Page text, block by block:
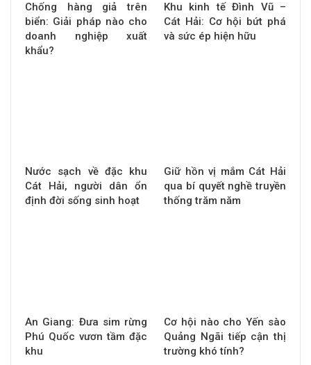
Chống hàng giả trên
biển: Giải pháp nào cho
doanh nghiệp xuất
khẩu?
Khu kinh tế Đình Vũ –
Cát Hải: Cơ hội bứt phá
và sức ép hiện hữu
Nước sạch về đặc khu
Cát Hải, người dân ổn
định đời sống sinh hoạt
Giữ hồn vị mắm Cát Hải
qua bí quyết nghề truyền
thống trăm năm
An Giang: Đưa sim rừng
Phú Quốc vươn tầm đặc
khu
Cơ hội nào cho Yến sào
Quảng Ngãi tiếp cận thị
trường khó tính?